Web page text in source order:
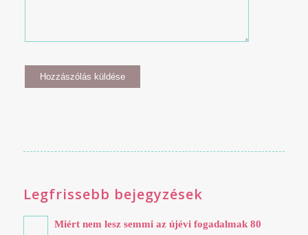
Legfrissebb bejegyzések
Miért nem lesz semmi az újévi fogadalmak 80